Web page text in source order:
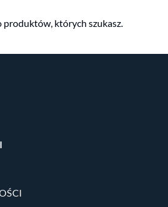
produktów, których szukasz.